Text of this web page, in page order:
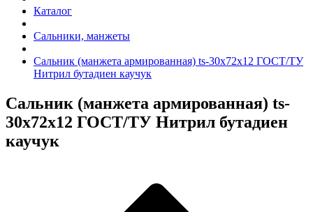
Каталог
Сальники, манжеты
Сальник (манжета армированная) ts-30x72x12 ГОСТ/ТУ
Нитрил бутадиен каучук
Сальник (манжета армированная) ts-
30x72x12 ГОСТ/ТУ Нитрил бутадиен
каучук